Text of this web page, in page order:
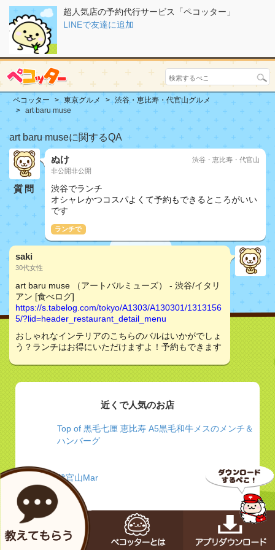
超人気店の予約代行サービス「ペコッター」
LINEで友達に追加
ペコッター 東京グルメ
渋谷・恵比寿・代官山グルメ
art baru muse
art baru museに関するQA
質問
ぬけ
非公開非公開
渋谷・恵比寿・代官山
渋谷でランチ
オシャレかつコスパよくて予約もできるところがいい
です
ランチで
saki
30代女性
art baru muse （アートバルミューズ） - 渋谷/イタリ
アン [食べログ]
https://s.tabelog.com/tokyo/A1303/A130301/1313156
5/?lid=header_restaurant_detail_menu
おしゃれなインテリアのこちらのバルはいかがでしょ
う？ランチはお得にいただけますよ！予約もできます
近くで人気のお店
Top of 黒毛七厘 恵比寿 A5黒毛和牛メスのメンチ＆
ハンバーグ
代官山Mar
ぐるなび - 大人のエキゾチック＆ラグジュアリー
【クンビラ】 噂の美鍋”ヒマラヤ鍋”とにかく効く